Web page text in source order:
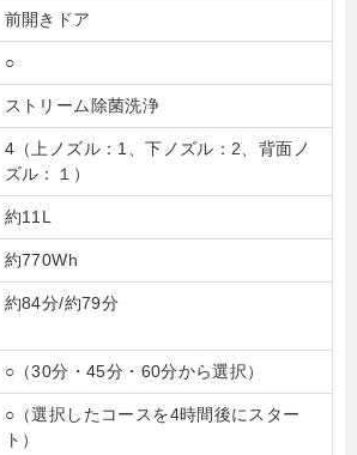
前開きドア
○
ストリーム除菌洗浄
4（上ノズル：1、下ノズル：2、背面ノ
ズル：１）
約11L
約770Wh
約84分/約79分
○（30分・45分・60分から選択）
○（選択したコースを4時間後にスター
ト）